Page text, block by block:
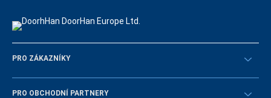
PRO ZÁKAZNÍKY
Překontrolovat
PRO OBCHODNÍ PARTNERY